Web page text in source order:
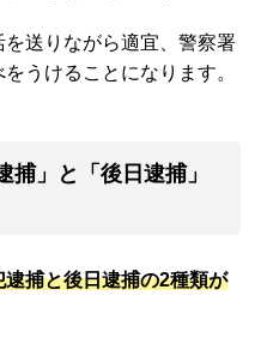
送りながら適宜、警察署
うけることになります。
」と「後日逮捕」
捕と後日逮捕の2種類が